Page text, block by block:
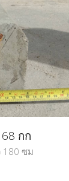
กก
180 ซม